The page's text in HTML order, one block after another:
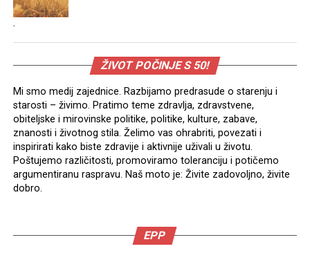
.
ŽIVOT POČINJE S 50!
Mi smo medij zajednice. Razbijamo predrasude o starenju i
starosti – živimo. Pratimo teme zdravlja, zdravstvene,
obiteljske i mirovinske politike, politike, kulture, zabave,
znanosti i životnog stila. Želimo vas ohrabriti, povezati i
inspirirati kako biste zdravije i aktivnije uživali u životu.
Poštujemo različitosti, promoviramo toleranciju i potičemo
argumentiranu raspravu. Naš moto je: Živite zadovoljno, živite
dobro.
EPP